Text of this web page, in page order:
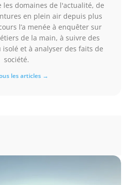
les domaines de l'actualité, de
en plein air depuis plus
l’a menée à enquêter sur
de la main, à suivre des
et à analyser des faits de
société.
les articles →